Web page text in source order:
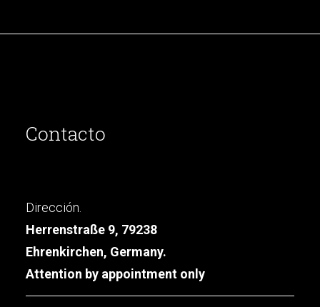
Contacto
Dirección.
Herrenstraße 9, 79238
Ehrenkirchen, Germany.
Attention by appointment only